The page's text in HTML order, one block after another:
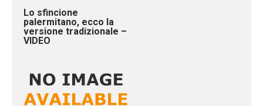
Lo sfincione
palermitano, ecco la
versione tradizionale –
VIDEO